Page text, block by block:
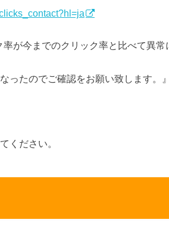
が今までのクリック率と比べて異常
ったのでご確認をお願い致します。』
ください。